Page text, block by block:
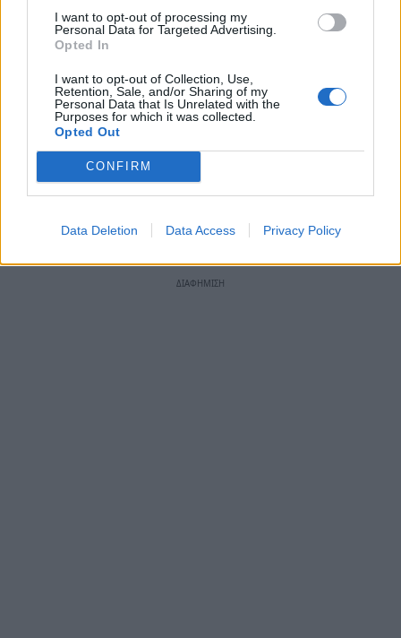
I want to opt-out of processing my
Personal Data for Targeted Advertising.
Opted In
I want to opt-out of Collection, Use,
Retention, Sale, and/or Sharing of my
Personal Data that Is Unrelated with the
Purposes for which it was collected.
Opted Out
CONFIRM
Data Deletion Data Access Privacy Policy
επικεφαλής των παρατάξεων και οι ειδικοί
αγορητές ανά θέμα, που ορίζονται από τις
Προεδρείο πριν την έναρξη της συνεδρίασης.
Με τον ίδιο τρόπο μπορούν να εγγραφούν ως
ομιλητές και δημοτικοί σύμβουλοι που
επιθυμούν να τοποθετηθούν ανά θέμα.
ΑΥΤΟΔΙΟΙΚΗΣΗ